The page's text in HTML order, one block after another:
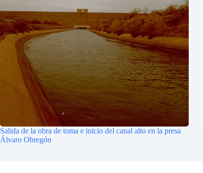
Salida de la obra de toma e inicio del canal alto en la presa
Álvaro Obregón